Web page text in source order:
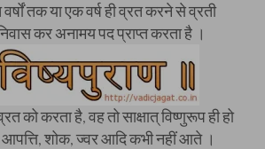
तक या एक वर्ष ही व्रत करने से व्रती
कर अनामय पद प्राप्त करता है ।
को करता है, वह तो साक्षात् विष्णुरूप ही हो
शोक, ज्वर आदि कभी नहीं आते ।